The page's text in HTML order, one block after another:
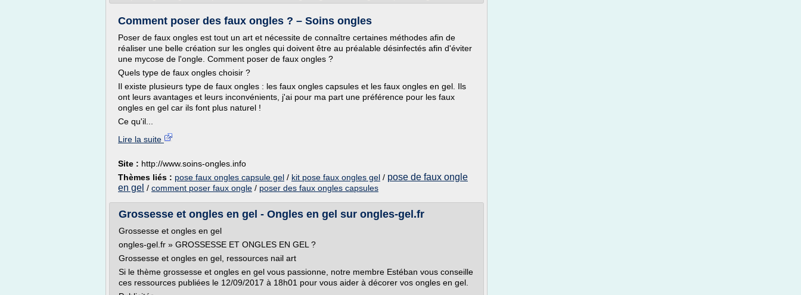
Comment poser des faux ongles ? – Soins ongles
Poser de faux ongles est tout un art et nécessite de connaître certaines méthodes afin de
réaliser une belle création sur les ongles qui doivent être au préalable désinfectés afin d'éviter
une mycose de l'ongle. Comment poser de faux ongles ?
Quels type de faux ongles choisir ?
Il existe plusieurs type de faux ongles : les faux ongles capsules et les faux ongles en gel. Ils
ont leurs avantages et leurs inconvénients, j'ai pour ma part une préférence pour les faux
ongles en gel car ils font plus naturel !
Ce qu'il...
Lire la suite
Site : http://www.soins-ongles.info
Thèmes liés : pose faux ongles capsule gel / kit pose faux ongles gel / pose de faux ongle
en gel / comment poser faux ongle / poser des faux ongles capsules
Grossesse et ongles en gel - Ongles en gel sur ongles-gel.fr
Grossesse et ongles en gel
ongles-gel.fr » GROSSESSE ET ONGLES EN GEL ?
Grossesse et ongles en gel, ressources nail art
Si le thème grossesse et ongles en gel vous passionne, notre membre Estéban vous conseille
ces ressources publiées le 12/09/2017 à 18h01 pour vous aider à décorer vos ongles en gel.